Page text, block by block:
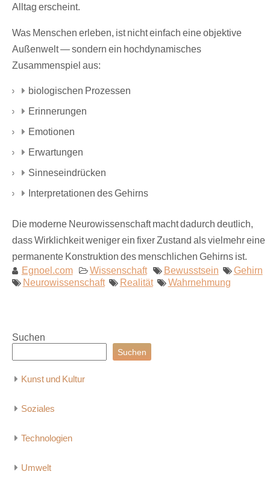
Alltag erscheint.
Was Menschen erleben, ist nicht einfach eine objektive
Außenwelt — sondern ein hochdynamisches
Zusammenspiel aus:
biologischen Prozessen
Erinnerungen
Emotionen
Erwartungen
Sinneseindrücken
Interpretationen des Gehirns
Die moderne Neurowissenschaft macht dadurch deutlich,
dass Wirklichkeit weniger ein fixer Zustand als vielmehr eine
permanente Konstruktion des menschlichen Gehirns ist.
Egnoel.com
Wissenschaft Bewusstsein
Gehirn
Neurowissenschaft
Realität Wahrnehmung
Suchen
Suchen
Kunst und Kultur
Soziales
Technologien
Umwelt